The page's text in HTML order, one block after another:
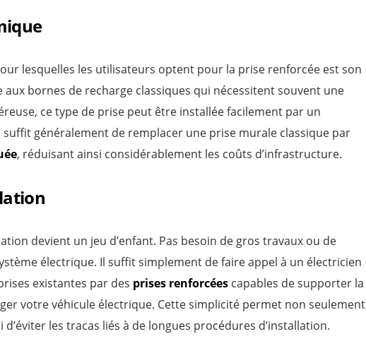
lesquelles les utilisateurs optent pour la prise renforcée est son
bornes de recharge classiques qui nécessitent souvent une
ce type de prise peut être installée facilement par un
généralement de remplacer une prise murale classique par
, réduisant ainsi considérablement les coûts d’infrastructure.
devient un jeu d’enfant. Pas besoin de gros travaux ou de
électrique. Il suffit simplement de faire appel à un électricien
existantes par des prises renforcées capables de supporter la
votre véhicule électrique. Cette simplicité permet non seulement
les tracas liés à de longues procédures d’installation.